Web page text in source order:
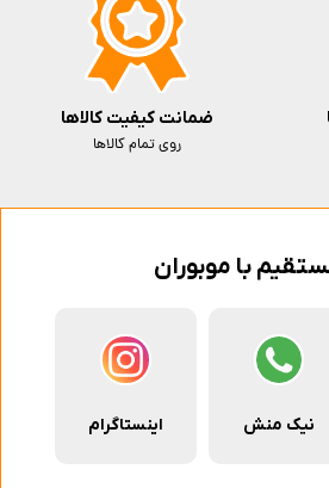
با موبوران
نیک منش اینستاگرام
ضمانت کیفیت کالاها
روی تمام کالاها